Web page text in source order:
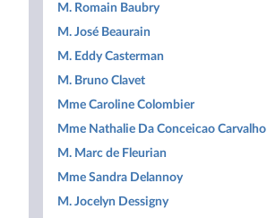
M. Romain Baubry
M. José Beaurain
M. Eddy Casterman
M. Bruno Clavet
Mme Caroline Colombier
Mme Nathalie Da Conceicao Carvalho
M. Marc de Fleurian
Mme Sandra Delannoy
M. Jocelyn Dessigny